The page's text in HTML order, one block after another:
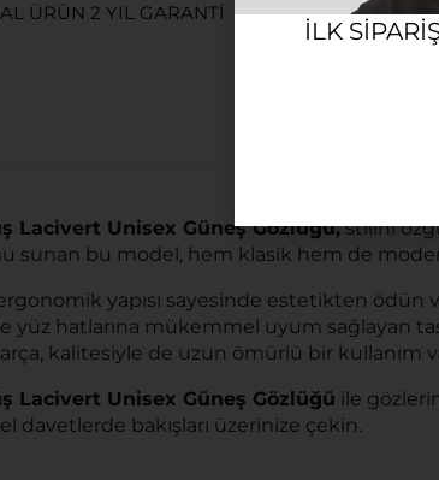
ÜRÜN 2 YIL GARANTI 12
Lacivert Unisex Güneş Gözlüğü,stilini
sunan bu model, hem klasik hem de
ergonomik yapısı sayesinde estetikten ödün
yüz hatlarına mükemmel uyum sağlayan
kalitesiyle de uzun ömürlü bir kullanım
Lacivert Unisex Güneş Gözlüğü ile
davetlerde bakışları üzerinize çekin.
ILK